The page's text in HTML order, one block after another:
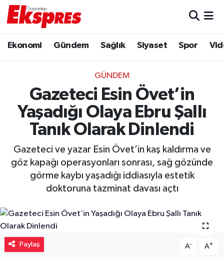
Ekonomi Gündem Sağlık Siyaset Spor
GÜNDEM
Gazeteci Esin Övet’in
Yaşadığı Olaya Ebru Şallı
Tanık Olarak Dinlendi
Gazeteci ve yazar Esin Övet’in kaş kaldırma ve
göz kapağı operasyonları sonrası, sağ gözünde
görme kaybı yaşadığı iddiasıyla estetik
doktoruna tazminat davası açtı
Paylaş A- A+
Ekonomi
Gaziantep son dakika
Genel
Haberler
Kültür Sanat
Magazin
Müzik
Trafik Durumu
Puan Durumu ve Fikstür
Tüm Manşetler
Haber Arşivi